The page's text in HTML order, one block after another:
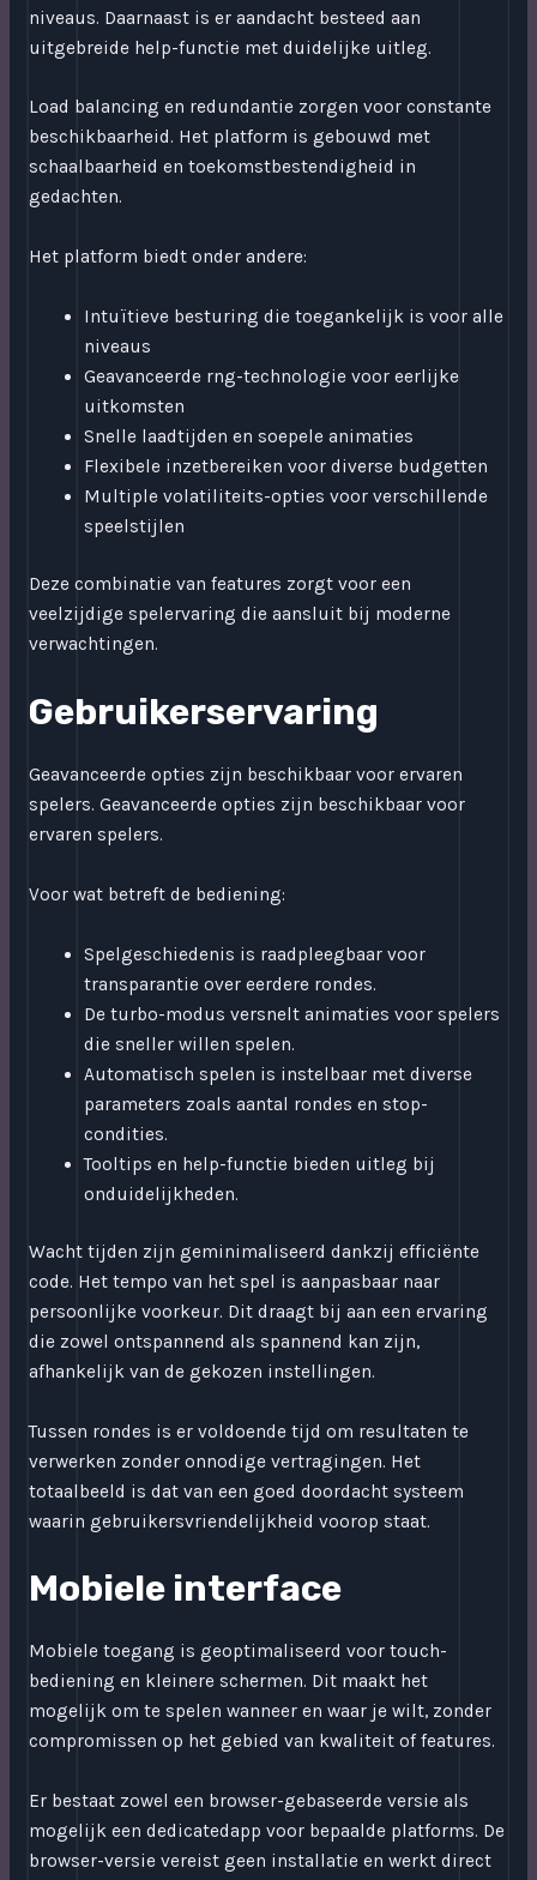
niveaus. Daarnaast is er aandacht besteed aan
uitgebreide help-functie met duidelijke uitleg.
Load balancing en redundantie zorgen voor constante
beschikbaarheid. Het platform is gebouwd met
schaalbaarheid en toekomstbestendigheid in
gedachten.
Het platform biedt onder andere:
Intuïtieve besturing die toegankelijk is voor alle
niveaus
Geavanceerde rng-technologie voor eerlijke
uitkomsten
Snelle laadtijden en soepele animaties
Flexibele inzetbereiken voor diverse budgetten
Multiple volatiliteits-opties voor verschillende
speelstijlen
Deze combinatie van features zorgt voor een
veelzijdige spelervaring die aansluit bij moderne
verwachtingen.
Gebruikerservaring
Geavanceerde opties zijn beschikbaar voor ervaren
spelers. Geavanceerde opties zijn beschikbaar voor
ervaren spelers.
Voor wat betreft de bediening:
Spelgeschiedenis is raadpleegbaar voor
transparantie over eerdere rondes.
De turbo-modus versnelt animaties voor spelers
die sneller willen spelen.
Automatisch spelen is instelbaar met diverse
parameters zoals aantal rondes en stop-
condities.
Tooltips en help-functie bieden uitleg bij
onduidelijkheden.
Wacht tijden zijn geminimaliseerd dankzij efficiënte
code. Het tempo van het spel is aanpasbaar naar
persoonlijke voorkeur. Dit draagt bij aan een ervaring
die zowel ontspannend als spannend kan zijn,
afhankelijk van de gekozen instellingen.
Tussen rondes is er voldoende tijd om resultaten te
verwerken zonder onnodige vertragingen. Het
totaalbeeld is dat van een goed doordacht systeem
waarin gebruikersvriendelijkheid voorop staat.
Mobiele interface
Mobiele toegang is geoptimaliseerd voor touch-
bediening en kleinere schermen. Dit maakt het
mogelijk om te spelen wanneer en waar je wilt, zonder
compromissen op het gebied van kwaliteit of features.
Er bestaat zowel een browser-gebaseerde versie als
mogelijk een dedicatedapp voor bepaalde platforms. De
browser-versie vereist geen installatie en werkt direct